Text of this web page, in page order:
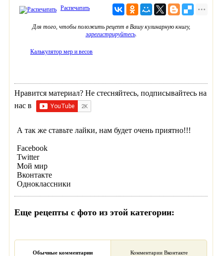
Распечатать
Для того, чтобы положить рецепт в Вашу кулинарную книгу,
зарегистрируйтесь.
Калькулятор мер и весов
Нравится материал? Не стесняйтесь, подписывайтесь на
нас в
А так же ставьте лайки, нам будет очень приятно!!!
Facebook
Twitter
Мой мир
Вконтакте
Одноклассники
Еще рецепты с фото из этой категории:
Обычные комментарии Комментарии Вконтакте